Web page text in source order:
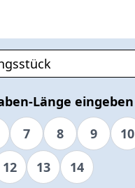
Länge eingeben
7 8 9 10
12
13 14